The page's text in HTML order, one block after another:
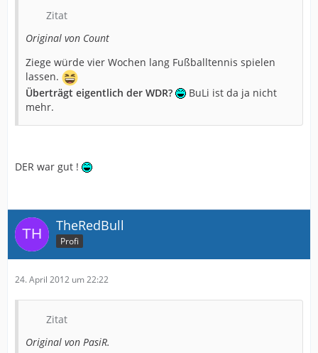
Zitat
Original von Count
Ziege würde vier Wochen lang Fußballtennis spielen
lassen.
Überträgt eigentlich der WDR?
BuLi ist da ja nicht
mehr.
DER war gut !
TheRedBull
Profi
24. April 2012 um 22:22
Zitat
Original von PasiR.